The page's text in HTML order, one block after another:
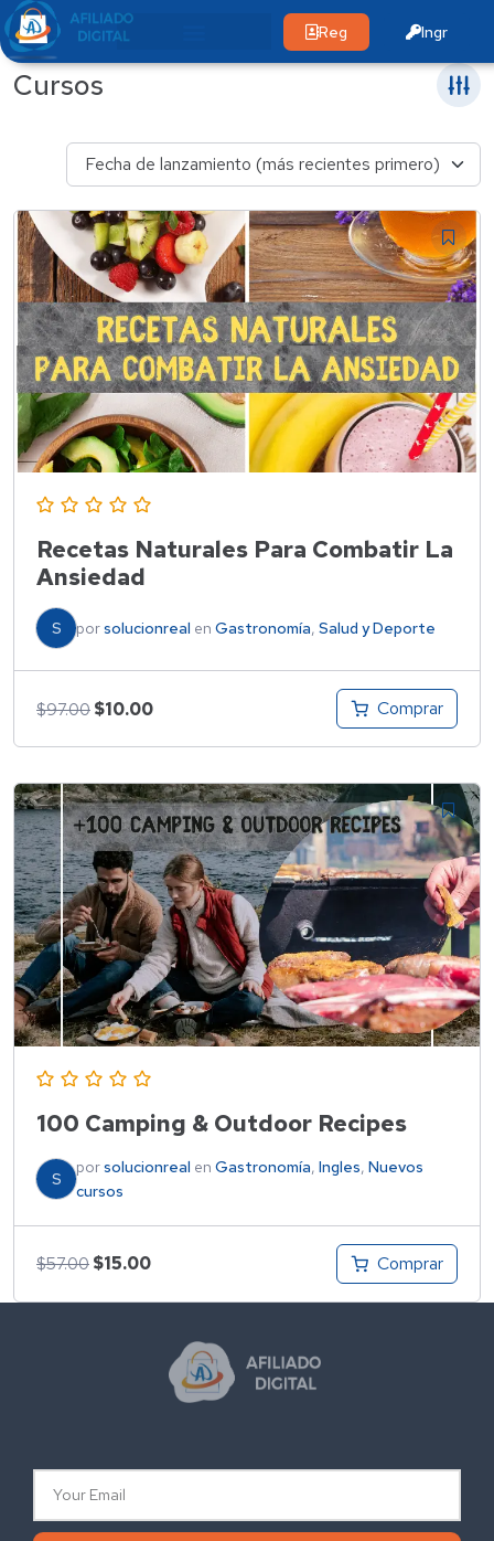
Reg Ingr
Cursos
Fecha de lanzamiento (más recientes primero)
Recetas Naturales Para Combatir La
Ansiedad
S porsolucionreal en Gastronomía, Salud y Deporte
$97.00 $10.00 Comprar
100 Camping & Outdoor Recipes
S
porsolucionreal en Gastronomía, Ingles, Nuevos
cursos
$57.00 $15.00 Comprar